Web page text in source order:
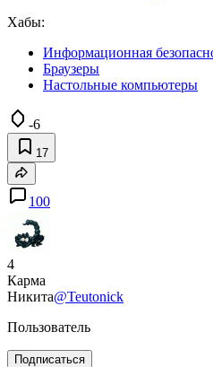
Хабы:
Информационная
Браузеры
Настольные компьютеры
-6
17
100
4
Карма
Никита@Teutonick
Пользователь
Подписаться